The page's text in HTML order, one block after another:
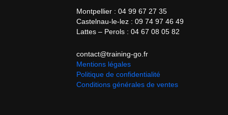
Montpellier : 04 99 67 27 35
Castelnau-le-lez : 09 74 97 46 49
Lattes – Perols : 04 67 08 05 82
contact@training-go.fr
Mentions légales
Politique de confidentialité
Conditions générales de ventes